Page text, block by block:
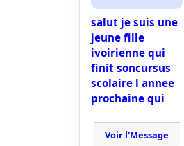
salut je suis une
jeune fille
ivoirienne qui
finit soncursus
scolaire l annee
prochaine qui
Voir l'Message